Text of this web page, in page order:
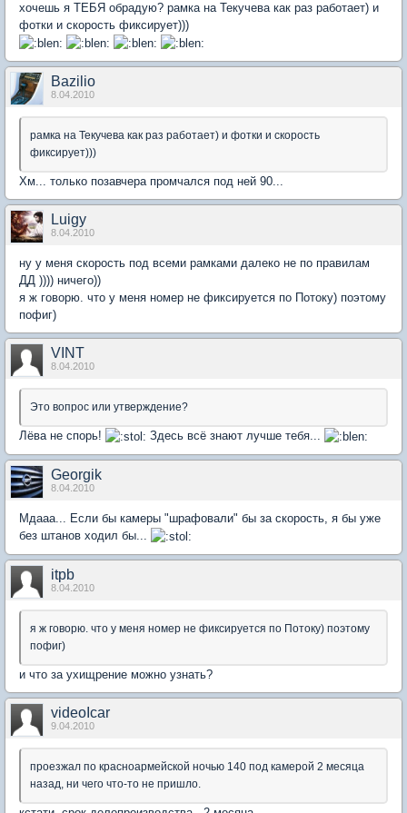
хочешь я ТЕБЯ обрадую? рамка на Текучева как раз работает) и
фотки и скорость фиксирует)))
Bazilio
8.04.2010
рамка на Текучева как раз работает) и фотки и скорость
фиксирует)))
Хм... только позавчера промчался под ней 90...
Luigy
8.04.2010
ну у меня скорость под всеми рамками далеко не по правилам
ДД )))) ничего))
я ж говорю. что у меня номер не фиксируется по Потоку) поэтому
пофиг)
VINT
8.04.2010
Это вопрос или утверждение?
Лёва не спорь! Здесь всё знают лучше тебя...
Georgik
8.04.2010
Мдааа... Если бы камеры "шрафовали" бы за скорость, я бы уже
без штанов ходил бы...
itpb
8.04.2010
я ж говорю. что у меня номер не фиксируется по Потоку) поэтому
пофиг)
и что за ухищрение можно узнать?
videoIcar
9.04.2010
проезжал по красноармейской ночью 140 под камерой 2 месяца
назад, ни чего что-то не пришло.